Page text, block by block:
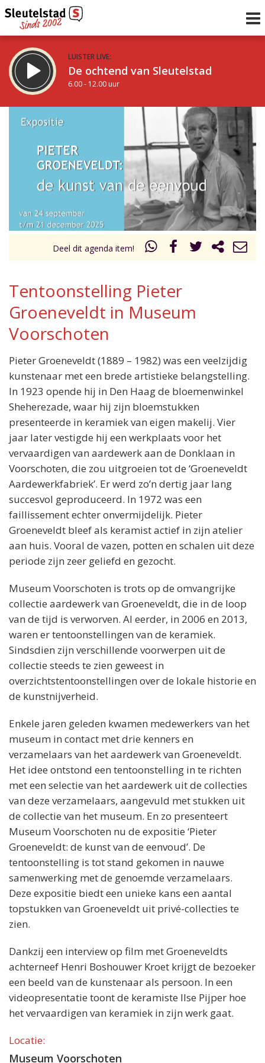
LUISTER LIVE:
De ochtend van Sleutelstad
6.00 - 12.00 uur
De middag van Sleutelstad
Vorig uur
uur 1 van 0 Volgend uur
Deel dit agenda item!
Locatie:
Museum Voorschoten
Voorstraat 17
Wanneer:
24 september t/m 21 december
Entree:
5,00 euro
Tentoonstelling Pieter
Groeneveldt in Museum
Voorschoten
Pieter Groeneveldt (1889 – 1982) was een veelzijdig
kunstenaar met een brede artistieke belangstelling.
In 1923 opende hij in Den Haag de bloemenwinkel
Sheherezade, waar hij zijn bloemstukken
presenteerde in keramiek van eigen makelij. Vier
jaar later vestigde hij een werkplaats voor het
vervaardigen van aardewerk aan de Donklaan in
Voorschoten, die zou uitgroeien tot de ‘Groeneveldt
Aardewerkfabriek’. Er werd zo’n dertig jaar lang
succesvol geproduceerd. In 1972 was een
faillissement echter onvermijdelijk. Pieter
Groeneveldt bleef als keramist actief in zijn atelier
aan huis. Vooral de vazen, potten en schalen uit deze
periode zijn zeer geliefd en gezocht.
Museum Voorschoten is trots op de omvangrijke
collectie aardewerk van Groeneveldt, die in de loop
van de tijd is verworven. Al eerder, in 2006 en 2013,
waren er tentoonstellingen van de keramiek.
Sindsdien zijn verschillende voorwerpen uit de
collectie steeds te zien geweest in
overzichtstentoonstellingen over de lokale historie en
de kunstnijverheid.
Enkele jaren geleden kwamen medewerkers van het
museum in contact met drie kenners en
verzamelaars van het aardewerk van Groeneveldt.
Het idee ontstond een tentoonstelling in te richten
met een selectie van het aardewerk uit de collecties
van deze verzamelaars, aangevuld met stukken uit
de collectie van het museum. En zo presenteert
Museum Voorschoten nu de expositie ‘Pieter
Groeneveldt: de kunst van de eenvoud’. De
tentoonstelling is tot stand gekomen in nauwe
samenwerking met de genoemde verzamelaars.
Deze expositie biedt een unieke kans een aantal
topstukken van Groeneveldt uit privé-collecties te
zien.
Dankzij een interview op film met Groeneveldts
achterneef Henri Boshouwer Kroet krijgt de bezoeker
een beeld van de kunstenaar als persoon. In een
videopresentatie toont de keramiste Ilse Pijper hoe
het vervaardigen van keramiek in zijn werk gaat.
Locatie:
Museum Voorschoten